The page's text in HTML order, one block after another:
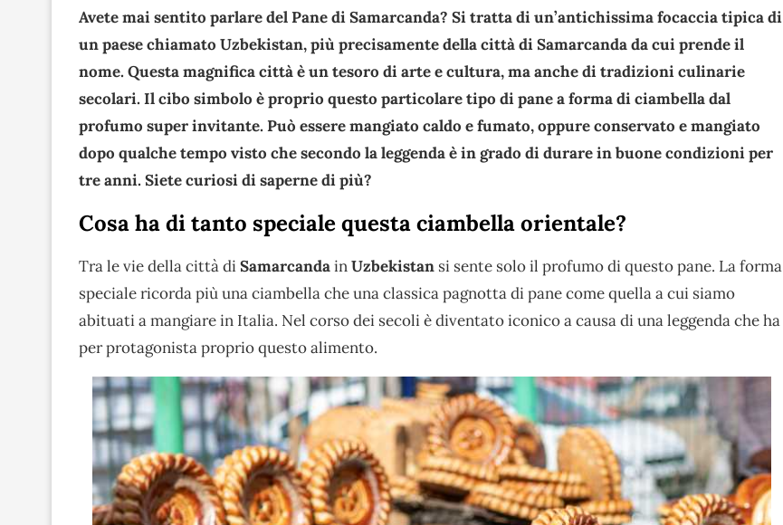
Avete mai sentito parlare del Pane di Samarcanda? Si tratta di un’antichissima focaccia tipica di
un paese chiamato Uzbekistan, più precisamente della città di Samarcanda da cui prende il
nome. Questa magnifica città è un tesoro di arte e cultura, ma anche di tradizioni culinarie
secolari. Il cibo simbolo è proprio questo particolare tipo di pane a forma di ciambella dal
profumo super invitante. Può essere mangiato caldo e fumato, oppure conservato e mangiato
dopo qualche tempo visto che secondo la leggenda è in grado di durare in buone condizioni per
tre anni. Siete curiosi di saperne di più?
Cosa ha di tanto speciale questa ciambella orientale?
Tra le vie della città diSamarcandainUzbekistan si sente solo il profumo di questo pane. La forma
speciale ricorda più una ciambella che una classica pagnotta di pane come quella a cui siamo
abituati a mangiare in Italia. Nel corso dei secoli è diventato iconico a causa di una leggenda che ha
per protagonista proprio questo alimento.